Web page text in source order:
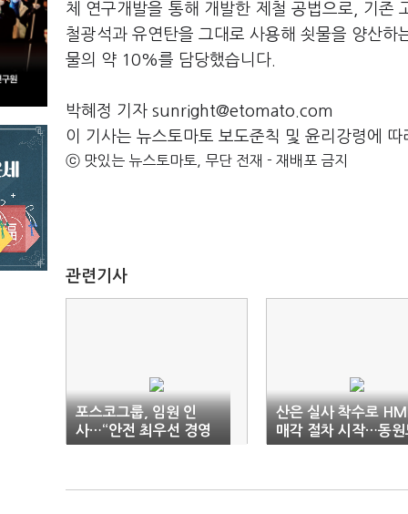
체 연구개발을 통해 개발한 제철 공법으로, 기존
철광석과 유연탄을 그대로 사용해 쇳물을 양산
물의 약 10%를 담당했습니다.
박혜정 기자 sunright@etomato.com
이 기사는 뉴스토마토 보도준칙 및 윤리강령에
ⓒ 맛있는 뉴스토마토, 무단 전재 - 재배포 금지
관련기사
포스코그룹, 임원 인
사…“안전 최우선 경영
체제 확립”
산은 실사 착수로
매각 절차 시작…동원
가세